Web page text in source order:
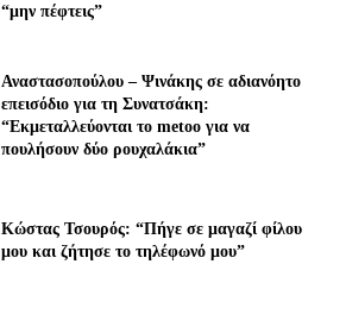
“μην πέφτεις”
Αναστασοπούλου – Ψινάκης σε αδιανόητο
επεισόδιο για τη Συνατσάκη:
“Εκμεταλλεύονται το metoo για να
πουλήσουν δύο ρουχαλάκια”
Κώστας Τσουρός: “Πήγε σε μαγαζί φίλου
μου και ζήτησε το τηλέφωνό μου”